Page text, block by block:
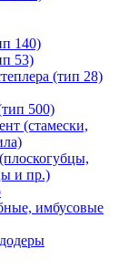
140)
53)
(тип 28)
500)
(стамески,
и пр.)
имбусовые